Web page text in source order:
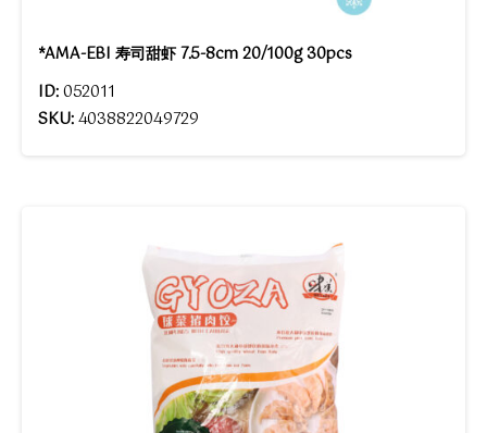
*AMA-EBI 寿司甜虾 7.5-8cm 20/100g 30pcs
ID:052011
SKU:4038822049729